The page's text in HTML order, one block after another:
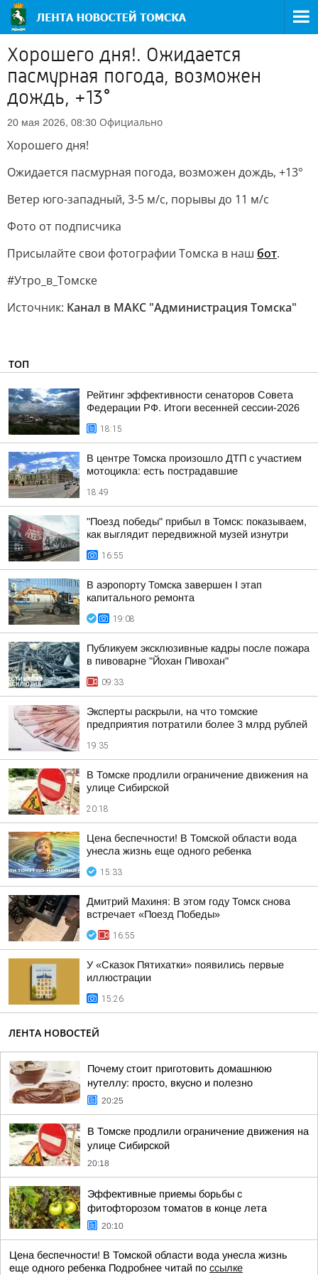
Хорошего дня!. Ожидается
пасмурная погода, возможен
дождь, +13°
20 мая 2026, 08:30 Официально
Хорошего дня!
Ожидается пасмурная погода, возможен дождь, +13°
Ветер юго-западный, 3-5 м/с, порывы до 11 м/с
Фото от подписчика
Присылайте свои фотографии Томска в наш бот.
#Утро_в_Томске
Источник: Канал в МАКС "Администрация Томска"
ТОП
Рейтинг эффективности сенаторов Совета
Федерации РФ. Итоги весенней сессии-2026
18:15
В центре Томска произошло ДТП с участием
мотоцикла: есть пострадавшие
18:49
"Поезд победы" прибыл в Томск: показываем,
как выглядит передвижной музей изнутри
16:55
В аэропорту Томска завершен I этап
капитального ремонта
19:08
Публикуем эксклюзивные кадры после пожара
в пивоварне "Йохан Пивохан"
09:33
Эксперты раскрыли, на что томские
предприятия потратили более 3 млрд рублей
19:35
В Томске продлили ограничение движения на
улице Сибирской
20:18
Цена беспечности! В Томской области вода
унесла жизнь еще одного ребенка
15:33
Дмитрий Махиня: В этом году Томск снова
встречает «Поезд Победы»
16:55
У «Сказок Пятихатки» появились первые
иллюстрации
15:26
ЛЕНТА НОВОСТЕЙ
Почему стоит приготовить домашнюю
нутеллу: просто, вкусно и полезно
20:25
В Томске продлили ограничение движения на
улице Сибирской
20:18
Эффективные приемы борьбы с
фитофторозом томатов в конце лета
20:10
Цена беспечности! В Томской области вода унесла жизнь
еще одного ребенка Подробнее читай по ссылке